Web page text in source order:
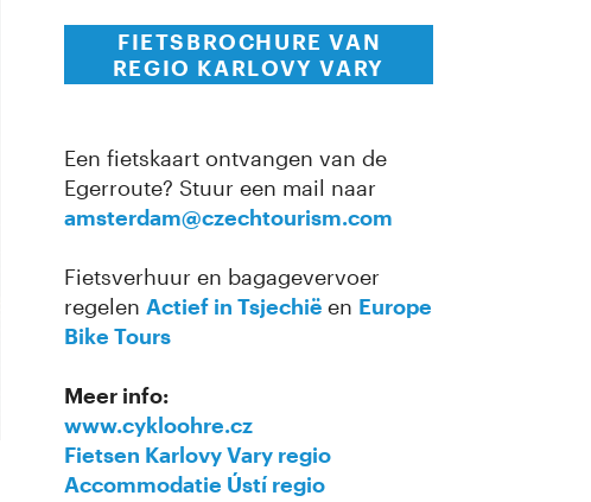
FIETSBROCHURE VAN
REGIO KARLOVY VARY
Een fietskaart ontvangen van de
Egerroute? Stuur een mail naar
amsterdam@czechtourism.com
Fietsverhuur en bagagevervoer
regelen Actief in Tsjechië en Europe
Bike Tours
Meer info:
www.cykloohre.cz
Fietsen Karlovy Vary regio
Accommodatie Ústí regio